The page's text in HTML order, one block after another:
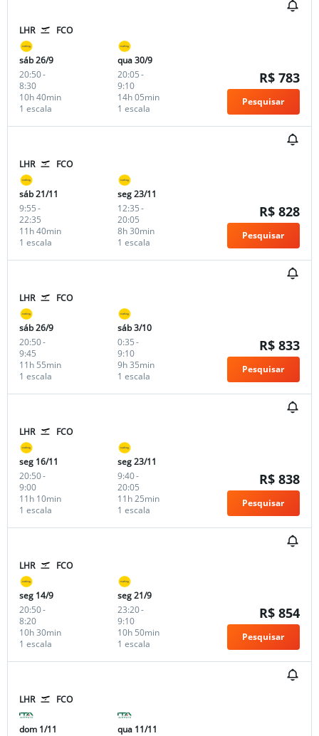
LHR FCO
sáb 26/9
20:50-
8:30
1 escala
10h 40min
qua 30/9
20:05-
9:10
1 escala
14h 05min
R$ 783
Pesquisar
LHR FCO
sáb 21/11
9:55-
22:35
1 escala
11h 40min
seg 23/11
12:35-
20:05
1 escala
8h 30min
R$ 828
Pesquisar
LHR FCO
sáb 26/9
20:50-
9:45
1 escala
11h 55min
sáb 3/10
0:35-
9:10
1 escala
9h 35min
R$ 833
Pesquisar
LHR FCO
seg 16/11
20:50-
9:00
1 escala
11h 10min
seg 23/11
9:40-
20:05
1 escala
11h 25min
R$ 838
Pesquisar
LHR FCO
seg 14/9
20:50-
8:20
1 escala
10h 30min
seg 21/9
23:20-
9:10
1 escala
10h 50min
R$ 854
Pesquisar
LHR FCO
dom 1/11
qua 11/11